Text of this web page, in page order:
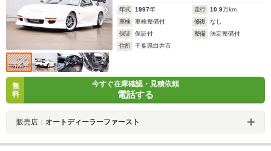
年式 1997年 走行 10.9万km
車検
車検整備付 修復
なし
保証
保証付 整備
法定整備付
住所
千葉県白井市
無
料
今すぐ在庫確認・見積依頼
電話する
販売店： オートディーラーファースト